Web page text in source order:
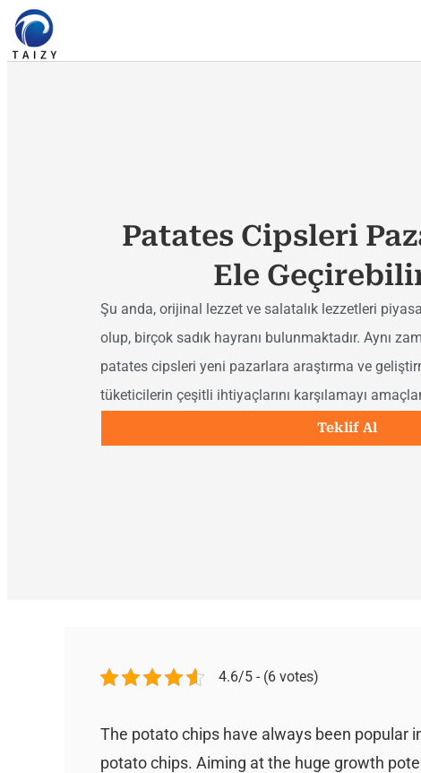
Patates Cipsleri
Ele
Şu anda, orijinal lezzet ve salatalık lezzetleri
olup, birçok sadık hayranı bulunmaktadır. Aynı
patates cipsleri yeni pazarlara araştırma ve
tüketicilerin çeşitli ihtiyaçlarını karşılamayı
Teklif Al
4.6/5 - (6 votes)
The potato chips have always been popular
potato chips. Aiming at the huge growth